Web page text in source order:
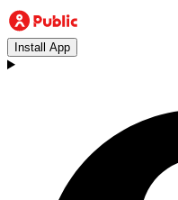
Install App